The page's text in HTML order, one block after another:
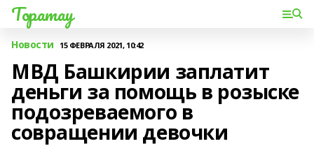
Торатау
Новости 15 ФЕВРАЛЯ 2021, 10:42
МВД Башкирии заплатит
деньги за помощь в розыске
подозреваемого в
совращении девочки